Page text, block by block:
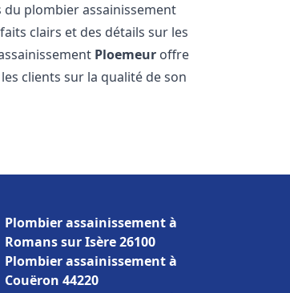
plombier assainissement
clairs et des détails sur les
Ploemeur offre
clients sur la qualité de son
Plombier assainissement à
Romans sur Isère 26100
Plombier assainissement à
Couëron 44220